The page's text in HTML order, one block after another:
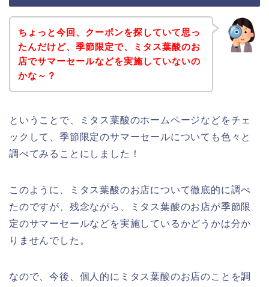
ちょっと今回、クーポンを探していて思っ
たんだけど、季節限定で、ミタス葉酸のお
店でサマーセールなどを実施していないの
かな～？
ということで、ミタス葉酸のホームページなどをチェ
ックして、季節限定のサマーセールについても色々と
調べてみることにしました！
このように、ミタス葉酸のお店について徹底的に調べ
たのですが、残念ながら、ミタス葉酸のお店が季節限
定のサマーセールなどを実施しているかどうかは分か
りませんでした。
なので、今後、個人的にミタス葉酸のお店のことを調